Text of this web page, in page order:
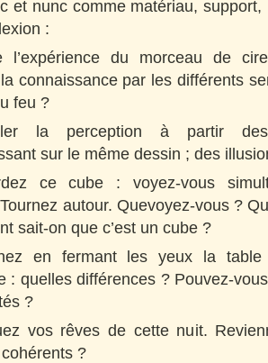
et nunc comme matériau,
:
l’expérience du morceau de
connaissance par les différents
feu ?
la perception à partir
sur le même dessin ; des
ce cube : voyez-vous
autour. Quevoyez-vous ?
sait-on que c’est un cube ?
en fermant les yeux la
: quelles différences ? Pouvez-
?
vos rêves de cette nuit.
?